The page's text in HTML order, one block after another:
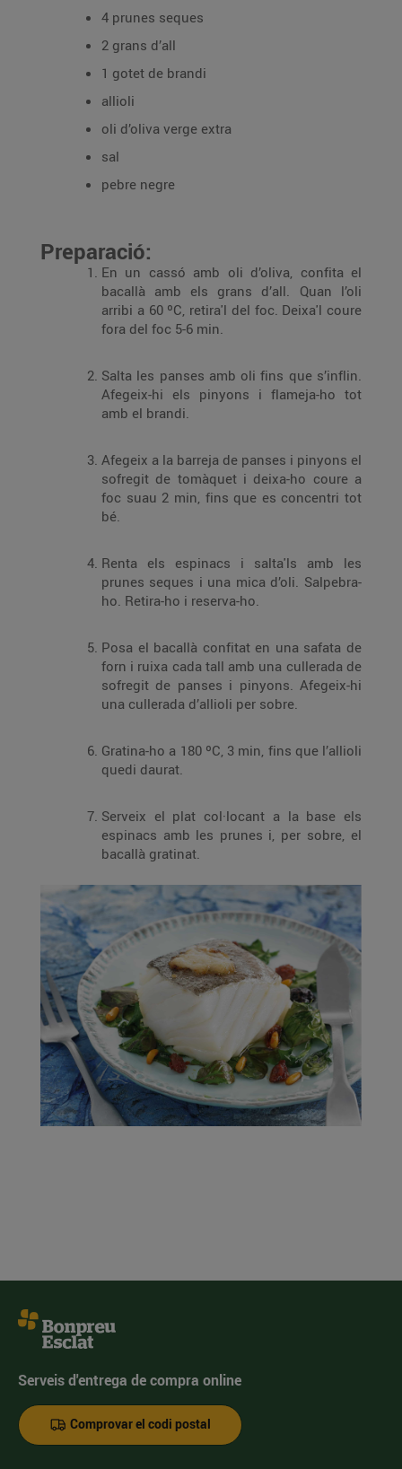
4 prunes seques
2 grans d’all
1 gotet de brandi
allioli
oli d’oliva verge extra
sal
pebre negre
Preparació:
En un cassó amb oli d’oliva, confita el
bacallà amb els grans d’all. Quan l’oli
arribi a 60 ºC, retira'l del foc. Deixa'l coure
fora del foc 5-6 min.
Salta les panses amb oli fins que s’inflin.
Afegeix-hi els pinyons i flameja-ho tot
amb el brandi.
Afegeix a la barreja de panses i pinyons el
sofregit de tomàquet i deixa-ho coure a
foc suau 2 min, fins que es concentri tot
bé.
Renta els espinacs i salta'ls amb les
prunes seques i una mica d’oli. Salpebra-
ho. Retira-ho i reserva-ho.
Posa el bacallà confitat en una safata de
forn i ruixa cada tall amb una cullerada de
sofregit de panses i pinyons. Afegeix-hi
una cullerada d’allioli per sobre.
Gratina-ho a 180 ºC, 3 min, fins que l’allioli
quedi daurat.
Serveix el plat col·locant a la base els
espinacs amb les prunes i, per sobre, el
bacallà gratinat.
Serveis d'entrega de compra online
Comprovar el codi postal